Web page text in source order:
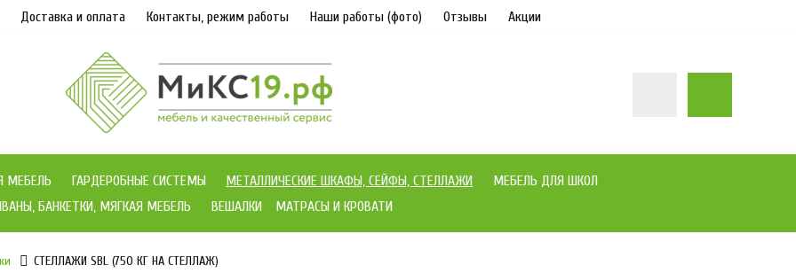
Доставка и оплата Контакты, режим работы Наши работы (фото) Отзывы Акции
МЕБЕЛЬ ГАРДЕРОБНЫЕ СИСТЕМЫ МЕТАЛЛИЧЕСКИЕ ШКАФЫ, СЕЙФЫ, СТЕЛЛАЖИ
МЕБЕЛЬ ДЛЯ ШКОЛ
БАНКЕТКИ, МЯГКАЯ МЕБЕЛЬ
ВЕШАЛКИ МАТРАСЫ И КРОВАТИ
СТЕЛЛАЖИ SBL (750 КГ НА СТЕЛЛАЖ)